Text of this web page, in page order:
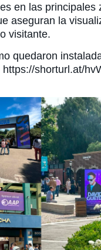
en las principales
aseguran la
visitante.
quedaron
shorturl.at/